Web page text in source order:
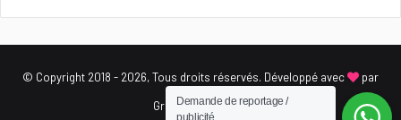
© Copyright 2018 - 2026, Tous droits réservés. Développé avec
par
Gradual Innovation
Demande de reportage /
publicité